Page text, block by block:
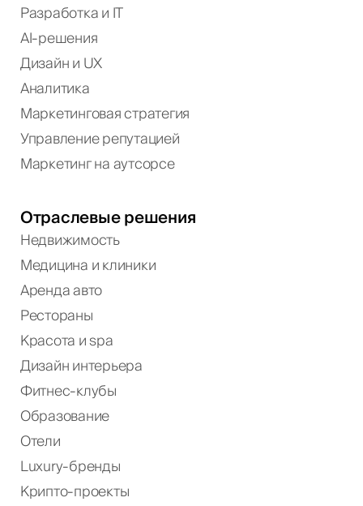
Разработка и IT
AI-решения
Дизайн и UX
Аналитика
Маркетинговая стратегия
Управление репутацией
Маркетинг на аутсорсе
Отраслевые решения
Недвижимость
Медицина и клиники
Аренда авто
Рестораны
Красота и spa
Дизайн интерьера
Фитнес-клубы
Образование
Отели
Luxury-бренды
Крипто-проекты